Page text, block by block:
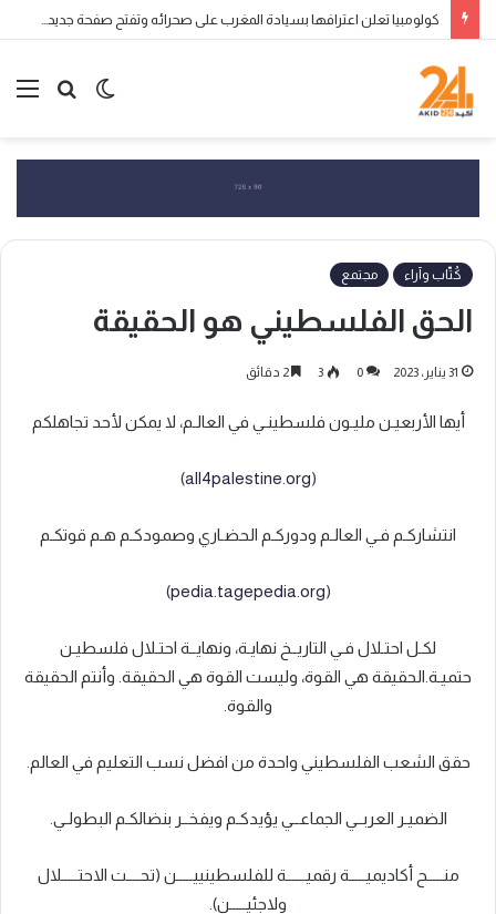
كولومبيا تعلن اعترافها بسيادة المغرب على صحرائه وتفتح صفحة جديدة في العلاقات الثنائية
بحث
الوضع
كُتّاب وآراء مجتمع
الحق الفلسطيني هو الحقيقة
31 يناير، 2023 0
3
أيها الأربعيـن مليـون فلسطينـي في العالـم، لا يمكن لأحد تجاهلكم
(
all4palestine.org
)
انتشاركـم فـي العالـم ودوركـم الحضـاري وصمودكـم هـم قوتكـم
(
pedia.tagepedia.org
)
لكـل احتـلال فـي التاريــخ نهايـة، ونهايــة احتـلال فلسطيـن
حتميـة.الحقيقة هي القوة، وليست القوة هي الحقيقة. وأنتم الحقيقة
والقوة.
حقق الشعب الفلسطيني واحدة من افضل نسب التعليم في العالم.
الضميـر العربــي الجماعــي يؤيدكـم ويفخــر بنضالكـم البطولـي.
منـــــح أكاديميـــــة رقميــــــة للفلسطينييـــــن (تحــــت الاحتـــــلال
ولاجئيـــــن).